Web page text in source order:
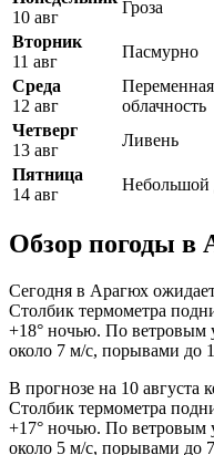
10 авг
Гроза
Вторник
11 авг
Пасмурно
Среда
12 авг
Переменная
облачность
Четверг
13 авг
Ливень
Пятница
14 авг
Небольшой
Обзор погоды в
Сегодня в Арагюх
Столбик термометра
+18° ночью. По ветровым
около 7 м/с, порывами до
В прогнозе на 10 августа
Столбик термометра
+17° ночью. По ветровым
около 5 м/с, порывами до